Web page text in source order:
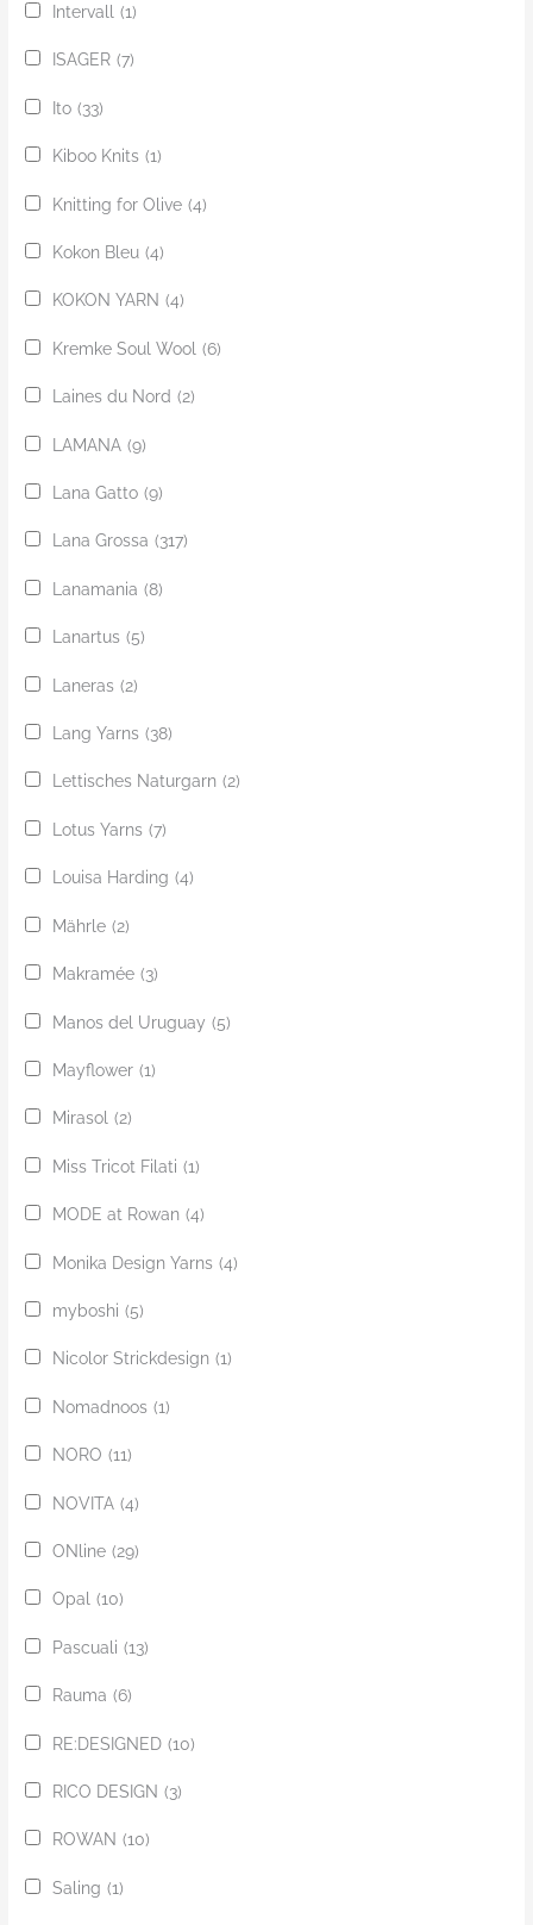
Intervall (1)
ISAGER (7)
Ito (33)
Kiboo Knits (1)
Knitting for Olive (4)
Kokon Bleu (4)
KOKON YARN (4)
Kremke Soul Wool (6)
Laines du Nord (2)
LAMANA (9)
Lana Gatto (9)
Lana Grossa (317)
Lanamania (8)
Lanartus (5)
Laneras (2)
Lang Yarns (38)
Lettisches Naturgarn (2)
Lotus Yarns (7)
Louisa Harding (4)
Mährle (2)
Makramée (3)
Manos del Uruguay (5)
Mayflower (1)
Mirasol (2)
Miss Tricot Filati (1)
MODE at Rowan (4)
Monika Design Yarns (4)
myboshi (5)
Nicolor Strickdesign (1)
Nomadnoos (1)
NORO (11)
NOVITA (4)
ONline (29)
Opal (10)
Pascuali (13)
Rauma (6)
RE:DESIGNED (10)
RICO DESIGN (3)
ROWAN (10)
Saling (1)